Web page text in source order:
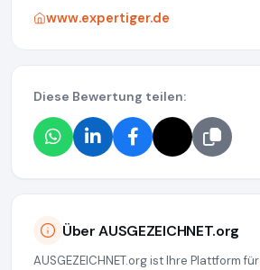
www.expertiger.de
Diese Bewertung teilen:
Über AUSGEZEICHNET.org
AUSGEZEICHNET.org ist Ihre Plattform für